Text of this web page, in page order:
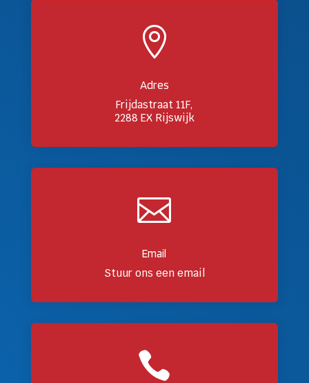

Adres
Frijdastraat 11F,
2288 EX Rijswijk

Email
Stuur ons een email
